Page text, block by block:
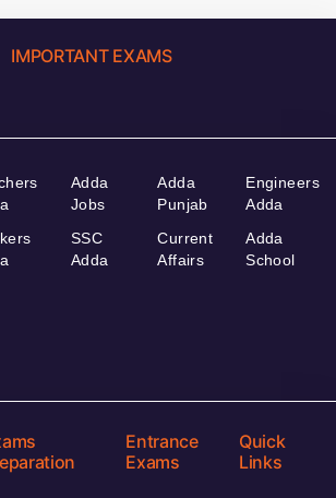
IMPORTANT EXAMS
Adda
Jobs
SSC
Adda
Adda
Punjab
Current
Affairs
Engineers
Adda
Adda
School
Entrance
Exams
Quick
Links